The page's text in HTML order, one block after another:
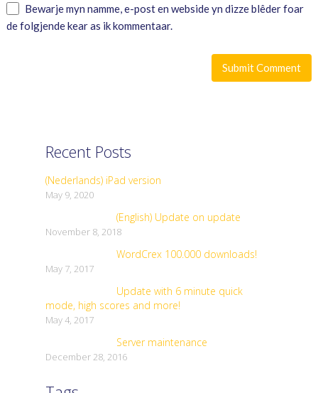
Bewarje myn namme, e-post en webside yn dizze blêder foar
de folgjende kear as ik kommentaar.
Recent Posts
(Nederlands) iPad version
May 9, 2020
(English) Update on update
November 8, 2018
WordCrex 100.000 downloads!
May 7, 2017
Update with 6 minute quick
mode, high scores and more!
May 4, 2017
Server maintenance
December 28, 2016